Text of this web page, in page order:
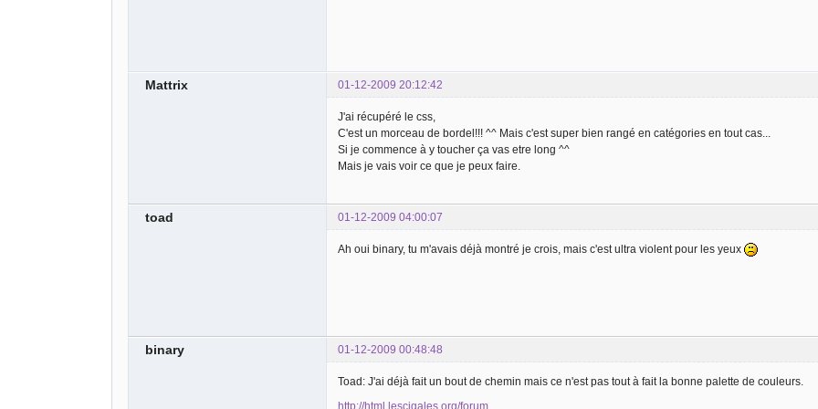
Mattrix 01-12-2009 20:12:42
J'ai récupéré le css,
C'est un morceau de bordel!!! ^^ Mais c'est super bien rangé en catégories en tout cas...
Si je commence à y toucher ça vas etre long ^^
Mais je vais voir ce que je peux faire.
toad 01-12-2009 04:00:07
Ah oui binary, tu m'avais déjà montré je crois, mais c'est ultra violent pour les yeux
binary 01-12-2009 00:48:48
Toad: J'ai déjà fait un bout de chemin mais ce n'est pas tout à fait la bonne palette de couleurs.
http://html.lescigales.org/forum